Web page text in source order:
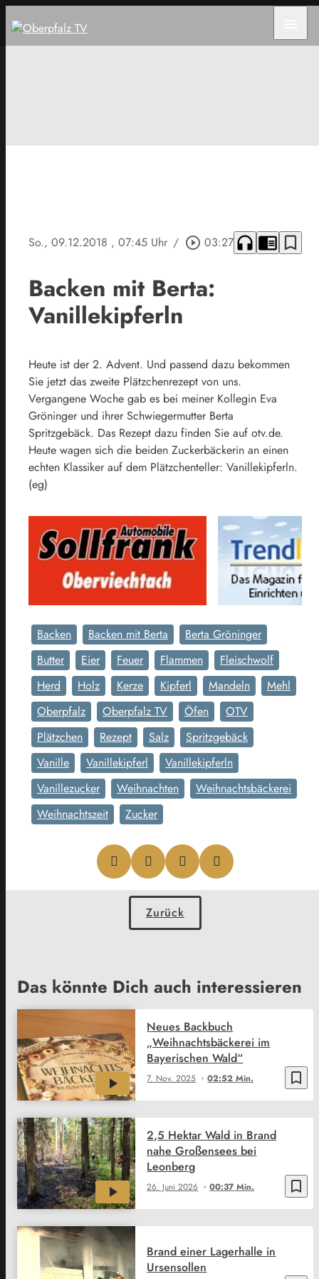
So., 09.12.2018 , 07:45 Uhr / play_circle_outline 03:27 headphones chrome_reader_mode bookmark_border
Backen mit Berta:
Vanillekipferln
Heute ist der 2. Advent. Und passend dazu bekommen
Sie jetzt das zweite Plätzchenrezept von uns.
Vergangene Woche gab es bei meiner Kollegin Eva
Gröninger und ihrer Schwiegermutter Berta
Spritzgebäck. Das Rezept dazu finden Sie auf otv.de.
Heute wagen sich die beiden Zuckerbäckerin an einen
echten Klassiker auf dem Plätzchenteller: Vanillekipferln.
(eg)
Backen Backen mit Berta
Berta Gröninger
Butter
Eier Feuer Flammen
Fleischwolf
Herd
Holz Kerze Kipferl Mandeln
Mehl
Oberpfalz
Oberpfalz TV Öfen
OTV
Plätzchen
Rezept Salz
Spritzgebäck
Vanille
Vanillekipferl
Vanillekipferln
Vanillezucker
Weihnachten
Weihnachtsbäckerei
Weihnachtszeit
Zucker
Zurück
Das könnte Dich auch interessieren
bookmark_border
7. Nov. 2025 02:52 Min.
Neues Backbuch
„Weihnachtsbäckerei im
Bayerischen Wald“
bookmark_border
26. Juni 2026 00:37 Min.
2,5 Hektar Wald in Brand
nahe Großensees bei
Leonberg
Brand einer Lagerhalle in
Ursensollen